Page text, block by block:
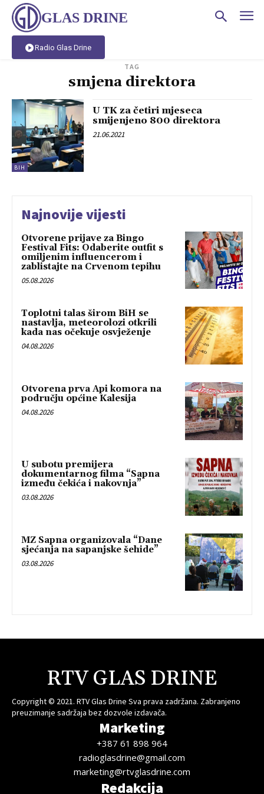
GLAS DRINE
Radio Glas Drine
TAG
smjena direktora
BIH
U TK za četiri mjeseca
smijenjeno 800 direktora
21.06.2021
Najnovije vijesti
Otvorene prijave za Bingo
Festival Fits: Odaberite outfit s
omiljenim influencerom i
zablistajte na Crvenom tepihu
05.08.2026
Toplotni talas širom BiH se
nastavlja, meteorolozi otkrili
kada nas očekuje osvježenje
04.08.2026
Otvorena prva Api komora na
području općine Kalesija
04.08.2026
U subotu premijera
dokumentarnog filma “Sapna
između čekića i nakovnja”
03.08.2026
MZ Sapna organizovala “Dane
sjećanja na sapanjske šehide”
03.08.2026
RTV GLAS DRINE
Copyright © 2021. RTV Glas Drine Sva prava zadržana. Zabranjeno
preuzimanje sadržaja bez dozvole izdavača.
Marketing
+387 61 898 964
radioglasdrine@gmail.com
marketing@rtvglasdrine.com
Redakcija